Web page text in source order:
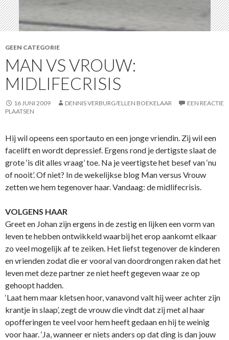
GEEN CATEGORIE
MAN VS VROUW:
MIDLIFECRISIS
16 JUNI 2009 DENNIS VERBURG/ELLEN BOEKELAAR
EEN REACTIE
PLAATSEN
Hij wil opeens een sportauto en een jonge vriendin. Zij wil een
facelift en wordt depressief. Ergens rond je dertigste slaat de
grote ‘is dit alles vraag’ toe. Na je veertigste het besef van ‘nu
of nooit’. Of niet? In de wekelijkse blog Man versus Vrouw
zetten we hem tegenover haar. Vandaag: de midlifecrisis.
VOLGENS HAAR
Greet en Johan zijn ergens in de zestig en lijken een vorm van
leven te hebben ontwikkeld waarbij het erop aankomt elkaar
zo veel mogelijk af te zeiken. Het liefst tegenover de kinderen
en vrienden zodat die er vooral van doordrongen raken dat het
leven met deze partner ze niet heeft gegeven waar ze op
gehoopt hadden.
‘Laat hem maar kletsen hoor, vanavond valt hij weer achter zijn
krantje in slaap’, zegt de vrouw die vindt dat zij met al haar
opofferingen te veel voor hem heeft gedaan en hij te weinig
voor haar. ‘Ja, wanneer er niets anders op dat ding is dan jouw